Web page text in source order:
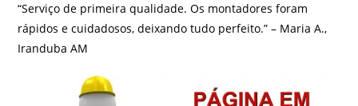
“Serviço de primeira qualidade. Os montadores foram
rápidos e cuidadosos, deixando tudo perfeito.” – Maria A.,
Iranduba AM